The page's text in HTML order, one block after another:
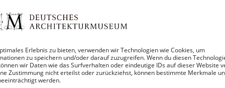
Erlebnis zu bieten, verwenden wir Technologien wie Cookies, um
zu speichern und/oder darauf zuzugreifen. Wenn du diesen
wir Daten wie das Surfverhalten oder eindeutige IDs auf dieser Website
Zustimmung nicht erteilst oder zurückziehst, können bestimmte Merkmale
werden.
Office for Micro Climate Cultivation GmbH,